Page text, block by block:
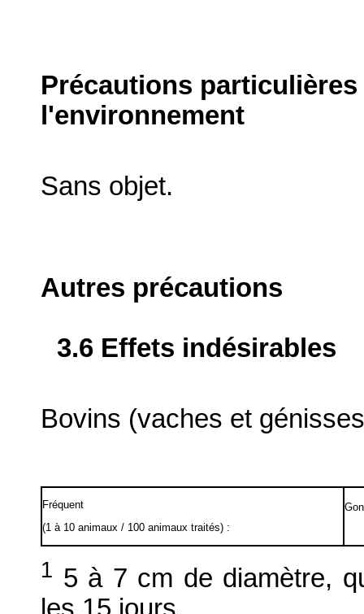
Précautions
l'environnement
Sans objet.
Autres précautions
3.6 Effets indésirables
Bovins (vaches et
Fréquent
(1 à 10 animaux / 100 animaux traités) :
1 5 à 7 cm de diamètre,